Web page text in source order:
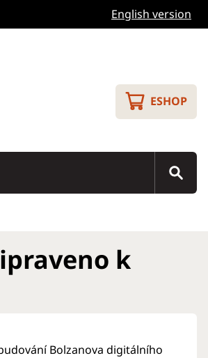
English version
ESHOP
k
Bolzanova digitálního